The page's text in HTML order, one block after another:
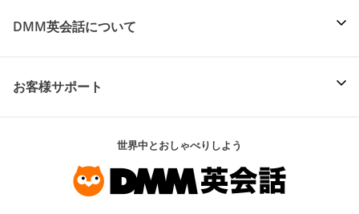
DMM英会話について
お客様サポート
世界中とおしゃべりしよう